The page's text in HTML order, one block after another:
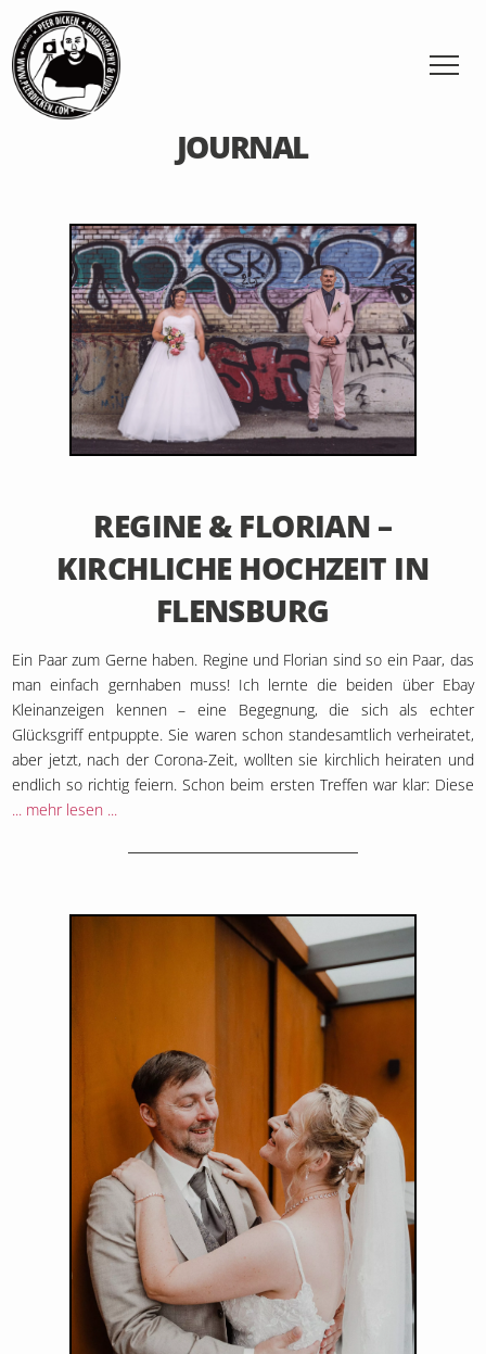
JOURNAL
REGINE & FLORIAN –
KIRCHLICHE HOCHZEIT IN
FLENSBURG
Ein Paar zum Gerne haben. Regine und Florian sind so ein Paar, das
man einfach gernhaben muss! Ich lernte die beiden über Ebay
Kleinanzeigen kennen – eine Begegnung, die sich als echter
Glücksgriff entpuppte. Sie waren schon standesamtlich verheiratet,
aber jetzt, nach der Corona-Zeit, wollten sie kirchlich heiraten und
endlich so richtig feiern. Schon beim ersten Treffen war klar: Diese
... mehr lesen ...